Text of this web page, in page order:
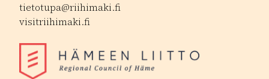
tietotupa@riihimaki.fi
visitriihimaki.fi